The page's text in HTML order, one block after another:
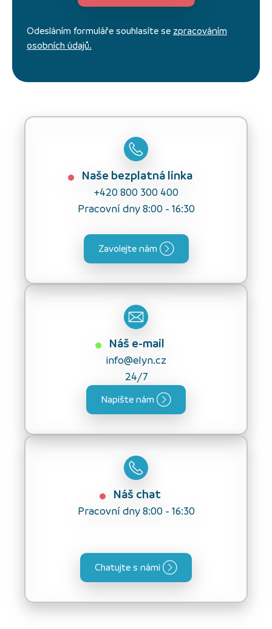
Odesláním formuláře souhlasíte se zpracováním
osobních údajů.
Naše bezplatná linka
+420 800 300 400
Pracovní dny 8:00 - 16:30
Zavolejte nám
Náš e-mail
info@elyn.cz
24/7
Napište nám
Náš chat
Pracovní dny 8:00 - 16:30
Chatujte s námi